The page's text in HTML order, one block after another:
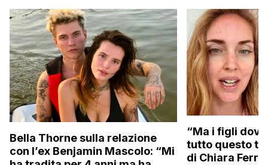
Bella Thorne sulla relazione
con l’ex Benjamin Mascolo: “Mi
“Ma i figli
tutto questo
di Chiara